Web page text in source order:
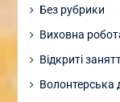
Без рубрики
Виховна
Відкриті
Волонтерська